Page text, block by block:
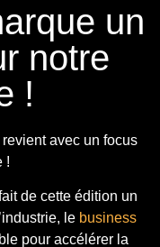
un
notre
!
revient avec un focus
!
de cette édition un
le business
pour accélérer la